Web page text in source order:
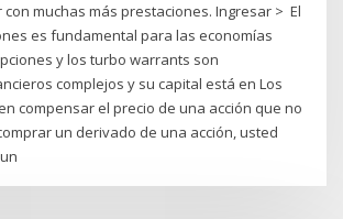
con muchas más prestaciones. Ingresar > El
es fundamental para las economías
y los turbo warrants son
complejos y su capital está en Los
compensar el precio de una acción que no
un derivado de una acción, usted